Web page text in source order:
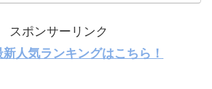
スポンサーリンク
人気ランキングはこちら！